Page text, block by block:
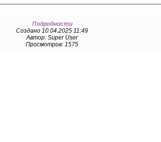
Подробности
Создано 10.04.2025 11:49
Автор: Super User
Просмотров: 1575